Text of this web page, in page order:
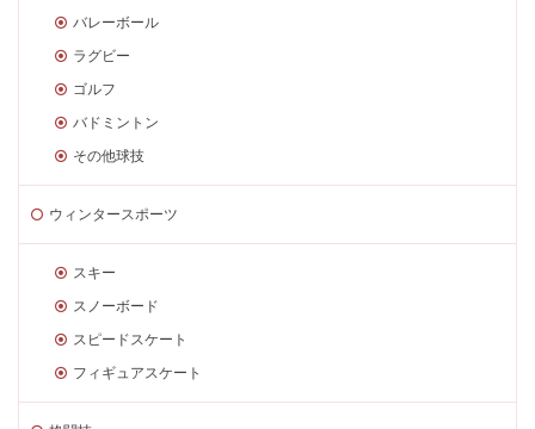
バレーボール
ラグビー
ゴルフ
バドミントン
その他球技
ウィンタースポーツ
スキー
スノーボード
スピードスケート
フィギュアスケート